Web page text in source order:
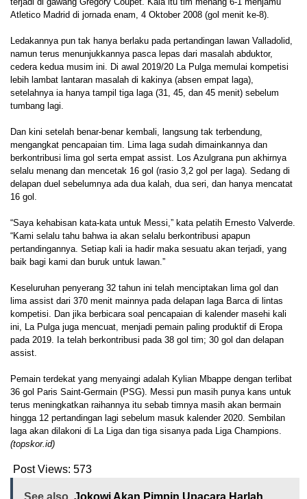
Atletico Madrid di jornada enam, 4 Oktober 2008 (gol menit ke-8).
Ledakannya pun tak hanya berlaku pada pertandingan lawan Valladolid,
namun terus menunjukkannya pasca lepas dari masalah abduktor,
cedera kedua musim ini. Di awal 2019/20 La Pulga memulai kompetisi
lebih lambat lantaran masalah di kakinya (absen empat laga),
setelahnya ia hanya tampil tiga laga (31, 45, dan 45 menit) sebelum
tumbang lagi.
Dan kini setelah benar-benar kembali, langsung tak terbendung,
mengangkat pencapaian tim. Lima laga sudah dimainkannya dan
berkontribusi lima gol serta empat assist. Los Azulgrana pun akhirnya
selalu menang dan mencetak 16 gol (rasio 3,2 gol per laga). Sedang di
delapan duel sebelumnya ada dua kalah, dua seri, dan hanya mencatat
16 gol.
“Saya kehabisan kata-kata untuk Messi,” kata pelatih Ernesto Valverde.
“Kami selalu tahu bahwa ia akan selalu berkontribusi apapun
pertandingannya. Setiap kali ia hadir maka sesuatu akan terjadi, yang
baik bagi kami dan buruk untuk lawan.”
Keseluruhan penyerang 32 tahun ini telah menciptakan lima gol dan
lima assist dari 370 menit mainnya pada delapan laga Barca di lintas
kompetisi. Dan jika berbicara soal pencapaian di kalender masehi kali
ini, La Pulga juga mencuat, menjadi pemain paling produktif di Eropa
pada 2019. Ia telah berkontribusi pada 38 gol tim; 30 gol dan delapan
assist.
Pemain terdekat yang menyaingi adalah Kylian Mbappe dengan terlibat
36 gol Paris Saint-Germain (PSG). Messi pun masih punya kans untuk
terus meningkatkan raihannya itu sebab timnya masih akan bermain
hingga 12 pertandingan lagi sebelum masuk kalender 2020. Sembilan
laga akan dilakoni di La Liga dan tiga sisanya pada Liga Champions.
(topskor.id)
Post Views: 573
See also Jokowi Akan Pimpin Upacara Harlah